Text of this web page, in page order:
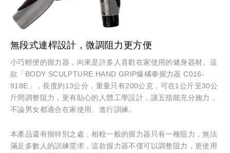
無段式連桿設計，微調阻力更方便
小巧輕便的握力器，向來是許多人喜歡在家使用的健身器材。這
款「BODY SCULPTURE HAND GRIP爆橘拳握力器 C016-
918E」，長度約13公分，重量只有200公克，可在1公斤至30公
斤間調整阻力，更有貼心的人體工學設計，讓五指能充分施力，
不論男女都適合在家使用、進行訓練。
本產品還有個特別之處，相較一般的握力器只有一種阻力，無法
滿足多數人的訓練需求，這款握力器不僅可以調整阻力，更使用